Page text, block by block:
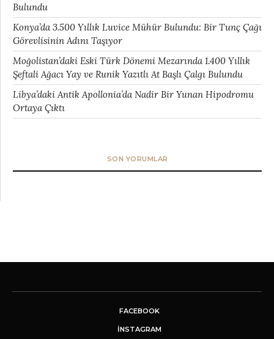
Bulundu
Konya’da 3.500 Yıllık Luvice Mühür Bulundu: Bir Tunç Çağı
Görevlisinin Adını Taşıyor
Moğolistan’daki Eski Türk Dönemi Mezarında 1.400 Yıllık
Şeftali Ağacı Yay ve Runik Yazıtlı At Başlı Çalgı Bulundu
Libya’daki Antik Apollonia’da Nadir Bir Yunan Hipodromu
Ortaya Çıktı
SON YORUMLAR
FACEBOOK
INSTAGRAM